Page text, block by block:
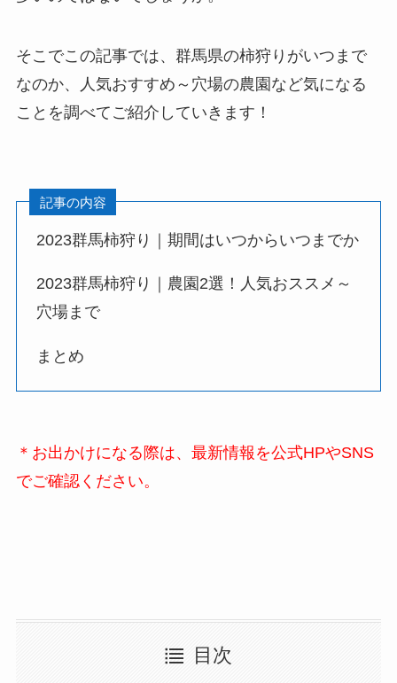
そこでこの記事では、群馬県の柿狩りがいつまで
なのか、人気おすすめ～穴場の農園など気になる
ことを調べてご紹介していきます！
記事の内容
2023群馬柿狩り｜期間はいつからいつまでか
2023群馬柿狩り｜農園2選！人気おススメ～
穴場まで
まとめ
＊お出かけになる際は、最新情報を公式HPやSNS
でご確認ください。
目次